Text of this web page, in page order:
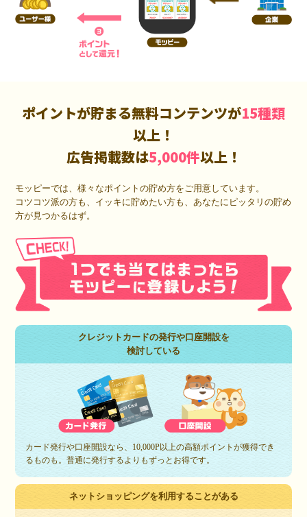
ポイントが貯まる無料コンテンツが15種類
以上！
広告掲載数は5,000件以上！
モッピーでは、様々なポイントの貯め方をご用意しています。
コツコツ派の方も、イッキに貯めたい方も、あなたにピッタリの貯め
方が見つかるはず。
クレジットカードの発行や口座開設を
検討している
カード発行や口座開設なら、10,000P以上の高額ポイントが獲得でき
るものも。普通に発行するよりもずっとお得です。
ネットショッピングを利用することがある